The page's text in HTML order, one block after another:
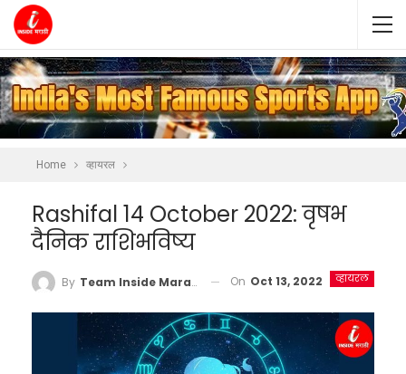
Home व्हायरल
Rashifal 14 October 2022: वृषभ
दैनिक राशिभविष्य
व्हायरल
By Team Inside Marathi On Oct 13, 2022